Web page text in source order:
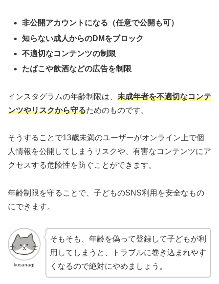
非公開アカウントになる（任意で公開も可）
知らない成人からのDMをブロック
不適切なコンテンツの制限
たばこや飲酒などの広告を制限
インスタグラムの年齢制限は、 未成年者を不適切なコンテ
ンツやリスクから守るためのものです。
そうすることで13歳未満のユーザーがオンライン上で個
人情報を公開してしまうリスクや、有害なコンテンツにア
クセスする危険性を防ぐことができます。
年齢制限を守ることで、子どものSNS利用を安全なもの
にできます。
kusanagi
そもそも、年齢を偽って登録して子どもが利
用してしまうと、トラブルに巻き込まれやす
くなるので絶対にやめましょう。